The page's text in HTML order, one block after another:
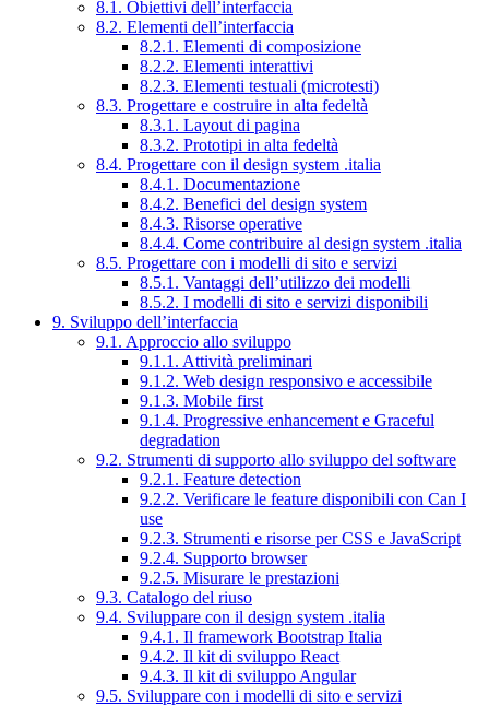
8.1. Obiettivi dell’interfaccia
8.2. Elementi dell’interfaccia
8.2.1. Elementi di composizione
8.2.2. Elementi interattivi
8.2.3. Elementi testuali (microtesti)
8.3. Progettare e costruire in alta fedeltà
8.3.1. Layout di pagina
8.3.2. Prototipi in alta fedeltà
8.4. Progettare con il design system .italia
8.4.1. Documentazione
8.4.2. Benefici del design system
8.4.3. Risorse operative
8.4.4. Come contribuire al design system .italia
8.5. Progettare con i modelli di sito e servizi
8.5.1. Vantaggi dell’utilizzo dei modelli
8.5.2. I modelli di sito e servizi disponibili
9. Sviluppo dell’interfaccia
9.1. Approccio allo sviluppo
9.1.1. Attività preliminari
9.1.2. Web design responsivo e accessibile
9.1.3. Mobile first
9.1.4. Progressive enhancement e Graceful
degradation
9.2. Strumenti di supporto allo sviluppo del software
9.2.1. Feature detection
9.2.2. Verificare le feature disponibili con Can I
use
9.2.3. Strumenti e risorse per CSS e JavaScript
9.2.4. Supporto browser
9.2.5. Misurare le prestazioni
9.3. Catalogo del riuso
9.4. Sviluppare con il design system .italia
9.4.1. Il framework Bootstrap Italia
9.4.2. Il kit di sviluppo React
9.4.3. Il kit di sviluppo Angular
9.5. Sviluppare con i modelli di sito e servizi